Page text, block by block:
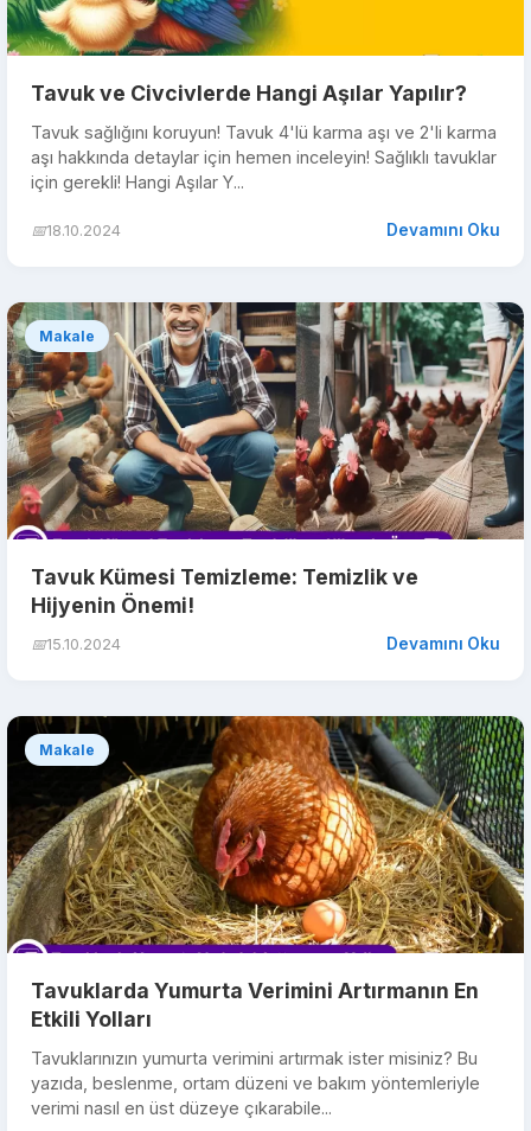
Tavuk ve Civcivlerde Hangi Aşılar Yapılır?
Tavuk sağlığını koruyun! Tavuk 4'lü karma aşı ve 2'li karma
aşı hakkında detaylar için hemen inceleyin! Sağlıklı tavuklar
için gerekli! Hangi Aşılar Y...
📅18.10.2024 Devamını Oku
Makale
Tavuk Kümesi Temizleme: Temizlik ve
Hijyenin Önemi!
📅15.10.2024 Devamını Oku
Makale
Tavuklarda Yumurta Verimini Artırmanın En
Etkili Yolları
Tavuklarınızın yumurta verimini artırmak ister misiniz? Bu
yazıda, beslenme, ortam düzeni ve bakım yöntemleriyle
verimi nasıl en üst düzeye çıkarabile...